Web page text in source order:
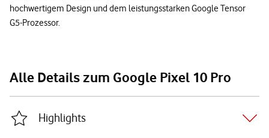
hochwertigem Design und dem leistungsstarken Google Tensor
G5-Prozessor.
Alle Details zum Google Pixel 10 Pro
Highlights